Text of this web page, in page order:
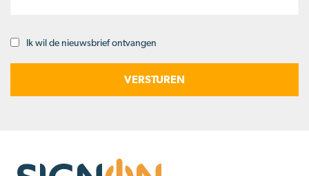
Opt-Ik wil de nieuwsbrief ontvangen